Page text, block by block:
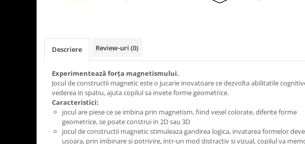
LEGO Architecture
LEGO Speed Champions
Descriere Review-uri (0)
Experimentează forţa magnetismului.
Jocul de constructii magnetic este o jucarie inovatoare ce dezvolta abilitatile
vederea in spatiu, ajuta copilul sa invete forme geometrice.
Caracteristici:
jocul are piese ce se imbina prin magnetism, fiind vesel colorate, diferite forme
geometrice, se poate construi in 2D sau 3D
jocul de constructii magnetic stimuleaza gandirea logica, invatarea formelor
usoara, prin imbinare si potrivire, intr-un mod distractiv si vizual, copilul va